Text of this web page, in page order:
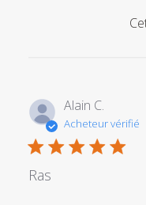
Alain C.
Acheteur vérifié
Ras